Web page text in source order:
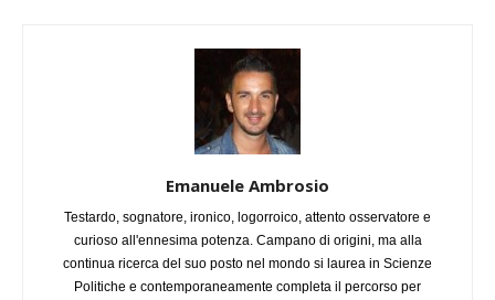
Emanuele Ambrosio
Testardo, sognatore, ironico, logorroico, attento osservatore e
curioso all'ennesima potenza. Campano di origini, ma alla
continua ricerca del suo posto nel mondo si laurea in Scienze
Politiche e contemporaneamente completa il percorso per